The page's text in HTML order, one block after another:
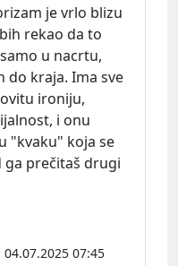
je vrlo blizu
rekao da to
u nacrtu,
do kraja. Ima sve
ironiju,
i onu
"kvaku" koja se
prečitaš drugi
04.07.2025 07:45